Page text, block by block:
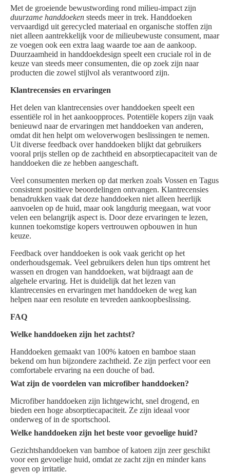
Met de groeiende bewustwording rond milieu-impact zijn
duurzame handdoeken steeds meer in trek. Handdoeken
vervaardigd uit gerecycled materiaal en organische stoffen zijn
niet alleen aantrekkelijk voor de milieubewuste consument, maar
ze voegen ook een extra laag waarde toe aan de aankoop.
Duurzaamheid in handdoekdesign speelt een cruciale rol in de
keuze van steeds meer consumenten, die op zoek zijn naar
producten die zowel stijlvol als verantwoord zijn.
Klantrecensies en ervaringen
Het delen van klantrecensies over handdoeken speelt een
essentiële rol in het aankoopproces. Potentiële kopers zijn vaak
benieuwd naar de ervaringen met handdoeken van anderen,
omdat dit hen helpt om weloverwogen beslissingen te nemen.
Uit diverse feedback over handdoeken blijkt dat gebruikers
vooral prijs stellen op de zachtheid en absorptiecapaciteit van de
handdoeken die ze hebben aangeschaft.
Veel consumenten merken op dat merken zoals Vossen en Tagus
consistent positieve beoordelingen ontvangen. Klantrecensies
benadrukken vaak dat deze handdoeken niet alleen heerlijk
aanvoelen op de huid, maar ook langdurig meegaan, wat voor
velen een belangrijk aspect is. Door deze ervaringen te lezen,
kunnen toekomstige kopers vertrouwen opbouwen in hun
keuze.
Feedback over handdoeken is ook vaak gericht op het
onderhoudsgemak. Veel gebruikers delen hun tips omtrent het
wassen en drogen van handdoeken, wat bijdraagt aan de
algehele ervaring. Het is duidelijk dat het lezen van
klantrecensies en ervaringen met handdoeken de weg kan
helpen naar een resolute en tevreden aankoopbeslissing.
FAQ
Welke handdoeken zijn het zachtst?
Handdoeken gemaakt van 100% katoen en bamboe staan
bekend om hun bijzondere zachtheid. Ze zijn perfect voor een
comfortabele ervaring na een douche of bad.
Wat zijn de voordelen van microfiber handdoeken?
Microfiber handdoeken zijn lichtgewicht, snel drogend, en
bieden een hoge absorptiecapaciteit. Ze zijn ideaal voor
onderweg of in de sportschool.
Welke handdoeken zijn het beste voor gevoelige huid?
Gezichtshanddoeken van bamboe of katoen zijn zeer geschikt
voor een gevoelige huid, omdat ze zacht zijn en minder kans
geven op irritatie.